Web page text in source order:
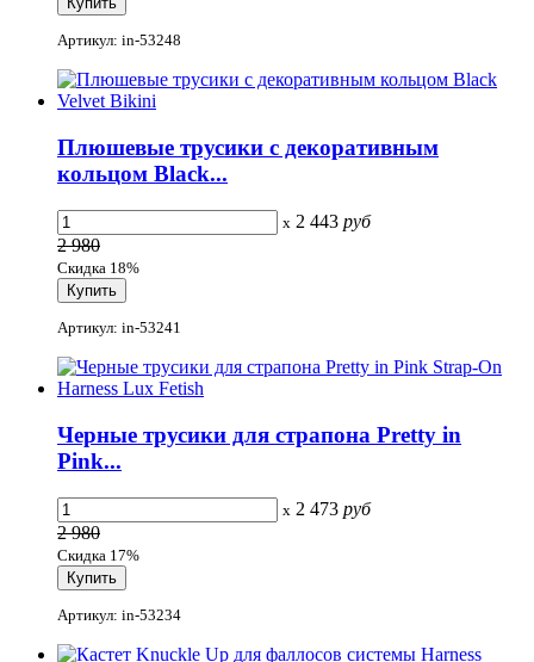
Артикул: in-53248
Плюшевые трусики с декоративным
кольцом Black...
x 2 443 руб
2 980
Скидка 18%
Артикул: in-53241
Черные трусики для страпона Pretty in
Pink...
x 2 473 руб
2 980
Скидка 17%
Артикул: in-53234